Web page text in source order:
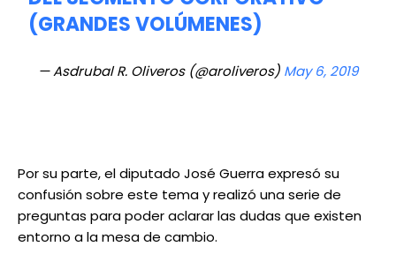
(GRANDES VOLÚMENES)
— Asdrubal R. Oliveros (@aroliveros) May 6, 2019
Por su parte, el diputado José Guerra expresó su
confusión sobre este tema y realizó una serie de
preguntas para poder aclarar las dudas que existen
entorno a la mesa de cambio.